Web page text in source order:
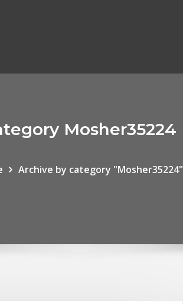
Mosher35224
Archive by category "Mosher35224"